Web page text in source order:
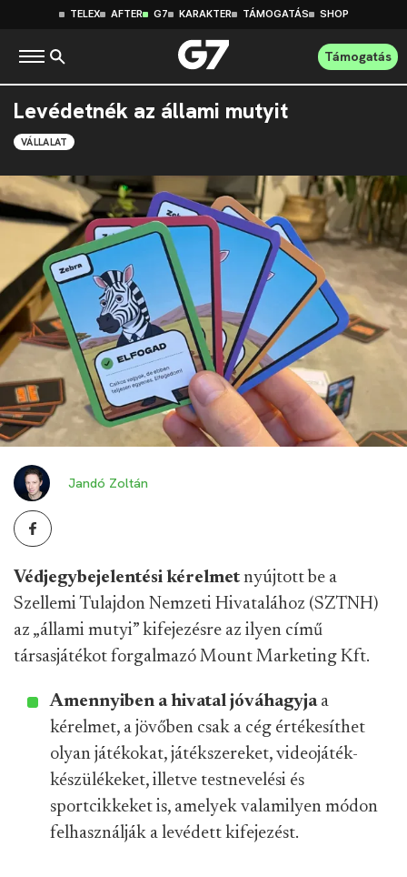
TELEX AFTER G7 KARAKTER TÁMOGATÁS SHOP
Támogatás
Levédetnék az állami mutyit
VÁLLALAT
Jandó Zoltán
Védjegybejelentési kérelmet nyújtott be a
Szellemi Tulajdon Nemzeti Hivatalához (SZTNH)
az „állami mutyi” kifejezésre az ilyen című
társasjátékot forgalmazó Mount Marketing Kft.
Amennyiben a hivatal jóváhagyjaa
kérelmet, a jövőben csak a cég értékesíthet
olyan játékokat, játékszereket, videojáték-
készülékeket, illetve testnevelési és
sportcikkeket is, amelyek valamilyen módon
felhasználják a levédett kifejezést.